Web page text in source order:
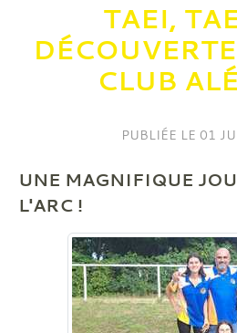
TAEI,
CLUB
PUBLIÉE LE 01
UNE MAGNIFIQUE
L'ARC !